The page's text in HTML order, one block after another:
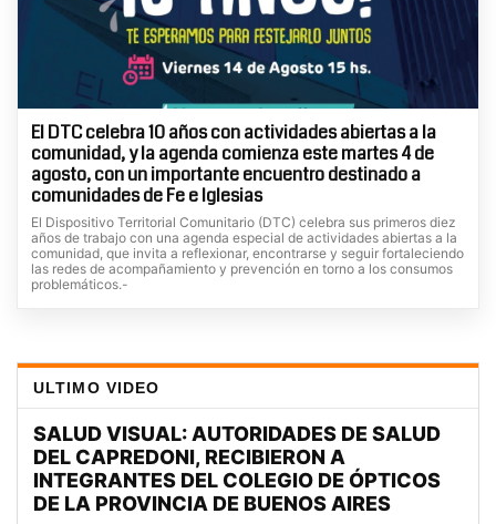
El DTC celebra 10 años con actividades abiertas a la
comunidad, y la agenda comienza este martes 4 de
agosto, con un importante encuentro destinado a
comunidades de Fe e Iglesias
El Dispositivo Territorial Comunitario (DTC) celebra sus primeros diez
años de trabajo con una agenda especial de actividades abiertas a la
comunidad, que invita a reflexionar, encontrarse y seguir fortaleciendo
las redes de acompañamiento y prevención en torno a los consumos
problemáticos.-
ULTIMO VIDEO